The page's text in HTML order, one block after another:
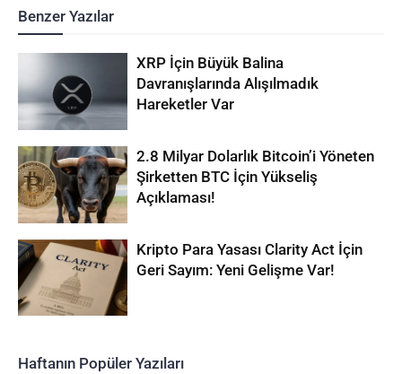
Benzer Yazılar
XRP İçin Büyük Balina
Davranışlarında Alışılmadık
Hareketler Var
2.8 Milyar Dolarlık Bitcoin’i Yöneten
Şirketten BTC İçin Yükseliş
Açıklaması!
Kripto Para Yasası Clarity Act İçin
Geri Sayım: Yeni Gelişme Var!
Haftanın Popüler Yazıları